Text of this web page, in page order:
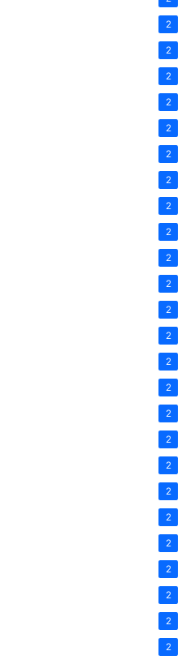
2
2
2
2
2
2
2
2
2
2
2
2
2
2
2
2
2
2
2
2
2
2
2
2
2